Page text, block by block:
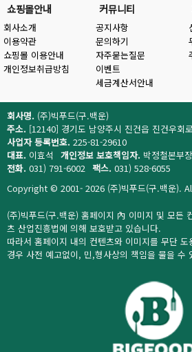
쇼핑몰안내
회사소개
이용약관
쇼핑몰 이용안내
개인정보취급방침
커뮤니티
공지사항
문의하기
자주묻는질문
이벤트
세금계산서안내
회사명. (주)빅푸드(구.백운)
주소. [12140] 경기도 남양주시 진건읍 진건우회
사업자 등록번호. 225-81-29610
대표. 이효석 개인정보 보호책임자. 박정철본부장
전화. 031) 791-6002 팩스. 031) 528-6055
Copyright © 2001- 2026 (주)빅푸드(구.백운).
(주)빅푸드(구.백운) 홈페이지 內 이미지 및 모든
츠 산업진흥법에 의해 보호받고 있습니다.
따라서 홈페이지 내의 컨텐츠와 이미지를 무단
경우 사전 예고없이, 민,형사상의 책임을 물을 수